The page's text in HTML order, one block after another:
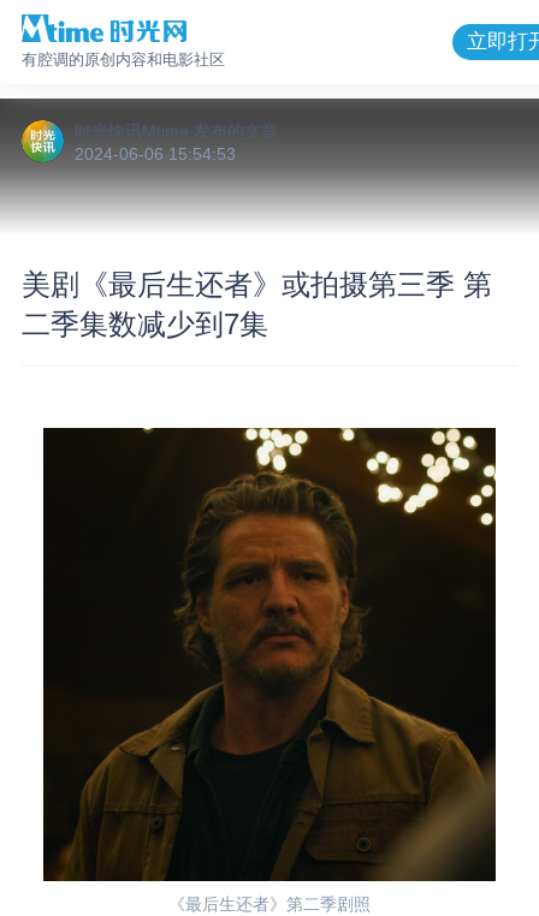
有腔调的原创内容和电影社区
立即打
时光快讯Mtime 发布的 文章
2024-06-06 15:54:53
美剧《最后生还者》或拍摄第三季 第
二季集数减少到7集
《最后生还者》第二季剧照